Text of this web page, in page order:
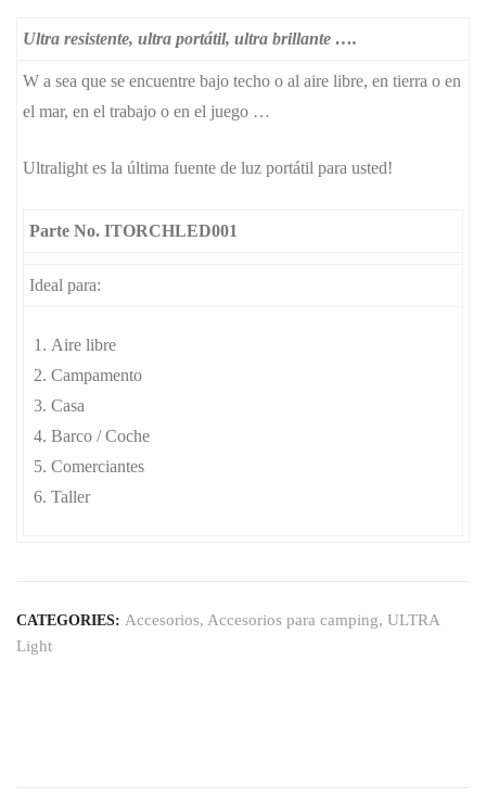
Ultra resistente, ultra portátil, ultra brillante ….
W a sea que se encuentre bajo techo o al aire libre, en tierra o en
el mar, en el trabajo o en el juego …
Ultralight es la última fuente de luz portátil para usted!
Parte No. ITORCHLED001
Ideal para:
Aire libre
Campamento
Casa
Barco / Coche
Comerciantes
Taller
CATEGORIES: Accesorios, Accesorios para camping, ULTRA
Light